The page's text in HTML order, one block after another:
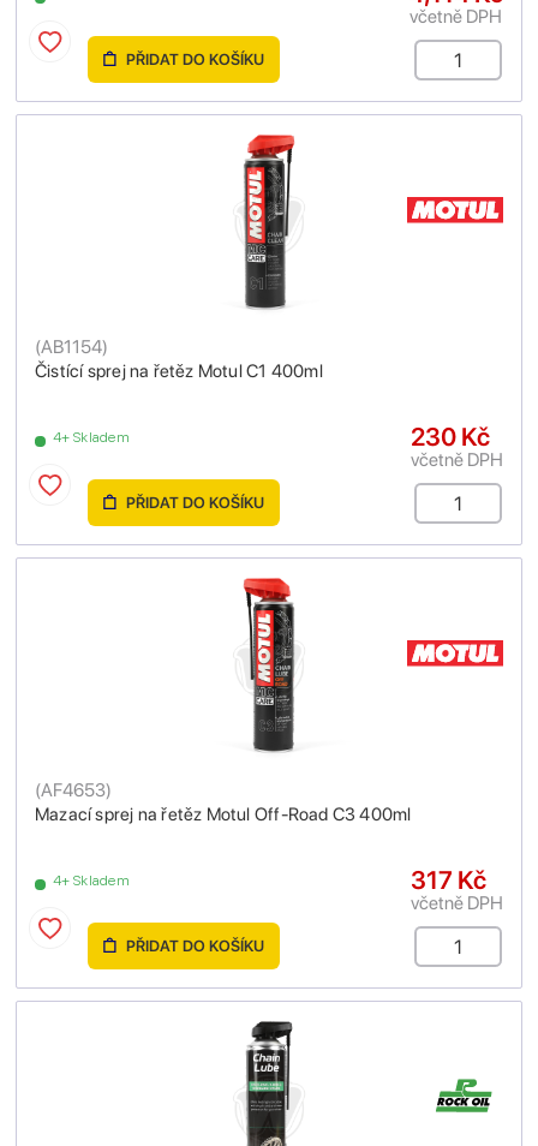
včetně DPH
PŘIDAT DO KOŠÍKU
Čistící sprej na řetěz Motul C1 400ml
(AB1154)
4+ Skladem 230 Kč
včetně DPH
PŘIDAT DO KOŠÍKU
Mazací sprej na řetěz Motul Off-Road C3 400ml
(AF4653)
4+ Skladem 317 Kč
včetně DPH
PŘIDAT DO KOŠÍKU